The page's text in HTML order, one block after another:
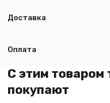
Доставка
Оплата
C этим товаром
покупают